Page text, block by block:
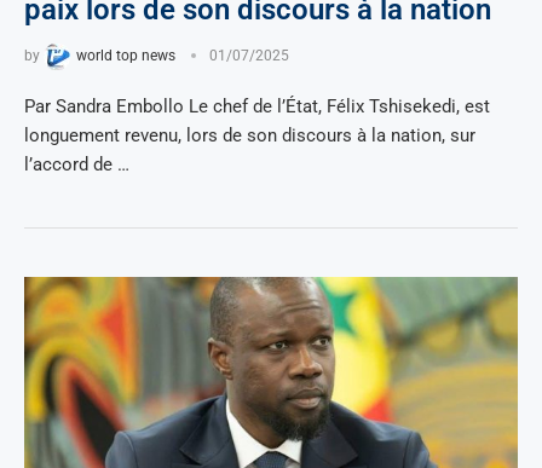
paix lors de son discours à la nation
by world top news 01/07/2025
Par Sandra Embollo Le chef de l’État, Félix Tshisekedi, est
longuement revenu, lors de son discours à la nation, sur
l’accord de …